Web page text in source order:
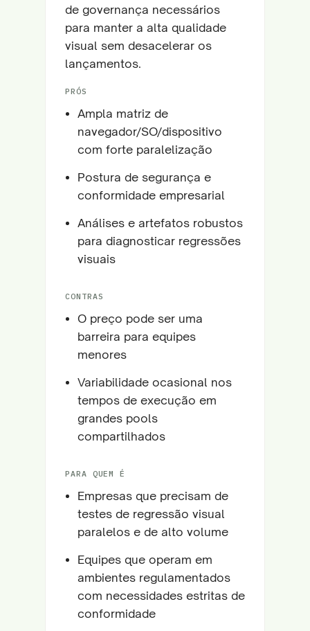
de governança necessários
para manter a alta qualidade
visual sem desacelerar os
lançamentos.
PRÓS
Ampla matriz de
navegador/SO/dispositivo
com forte paralelização
Postura de segurança e
conformidade empresarial
Análises e artefatos robustos
para diagnosticar regressões
visuais
CONTRAS
O preço pode ser uma
barreira para equipes
menores
Variabilidade ocasional nos
tempos de execução em
grandes pools
compartilhados
PARA QUEM É
Empresas que precisam de
testes de regressão visual
paralelos e de alto volume
Equipes que operam em
ambientes regulamentados
com necessidades estritas de
conformidade